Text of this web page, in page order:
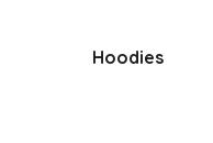
Hoodies